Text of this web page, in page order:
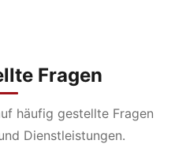
Fragen
häufig gestellte Fragen
Dienstleistungen.